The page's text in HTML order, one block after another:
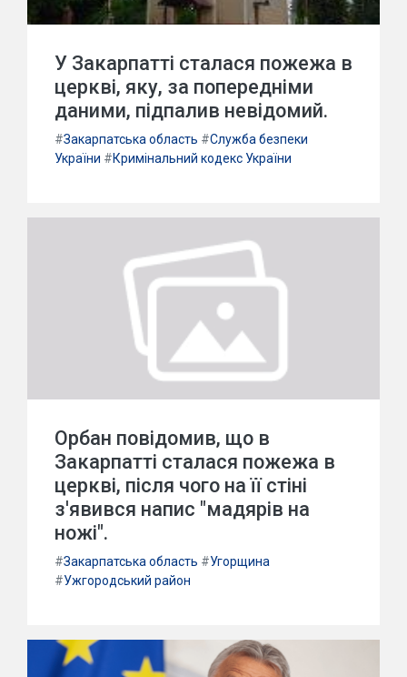
У Закарпатті сталася пожежа в
церкві, яку, за попередніми
даними, підпалив невідомий.
#Закарпатська область #Служба безпеки
України #Кримінальний кодекс України
Орбан повідомив, що в
Закарпатті сталася пожежа в
церкві, після чого на її стіні
з'явився напис "мадярів на
ножі".
#Закарпатська область #Угорщина
#Ужгородський район